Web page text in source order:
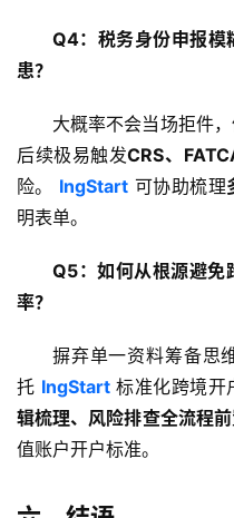
Q4：税务身份申报模
患？
大概率不会当场拒件
后续极易触发CRS、
险。 IngStart 可协助梳理
明表单。
Q5：如何从根源避免
率？
摒弃单一资料筹备思维
托 IngStart 标准化跨境开
辑梳理、风险排查全流程
值账户开户标准。